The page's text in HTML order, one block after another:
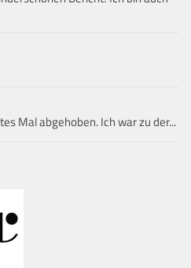
Mal abgehoben. Ich war zu der...